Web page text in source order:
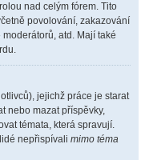
nad celým fórem. Tito
povolování, zakazování
atd. Mají také
jejichž práce je starat
nebo mazat příspěvky,
témata, která spravují.
nepřispívali mimo téma